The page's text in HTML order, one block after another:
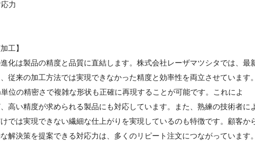
力
工】
化は製品の精度と品質に直結します。株式会社レーザマツシタでは、最
従来の加工方法では実現できなかった精度と効率性を両立させています。
位の精密さで複雑な形状も正確に再現することが可能です。これによ
高い精度が求められる製品にも対応しています。また、熟練の技術者に
では実現できない繊細な仕上がりを実現しているのも特徴です。顧客か
解決策を提案できる対応力は、多くのリピート注文につながっています。